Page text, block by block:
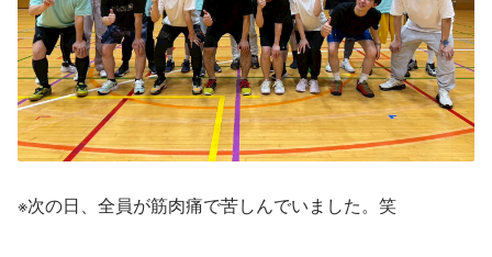
※次の日、全員が筋肉痛で苦しんでいました。笑